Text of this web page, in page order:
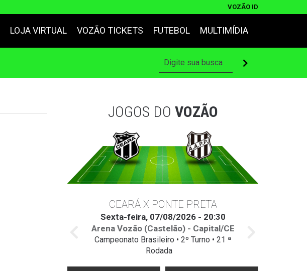
VOZÃO ID
LOJA VIRTUAL VOZÃO TICKETS FUTEBOL MULTIMÍDIA
JOGOS DO VOZÃO
CEARÁ X PONTE PRETA
Sexta-feira, 07/08/2026 - 20:30
Arena Vozão (Castelão) - Capital/CE
Campeonato Brasileiro • 2º Turno • 21 ª
Rodada